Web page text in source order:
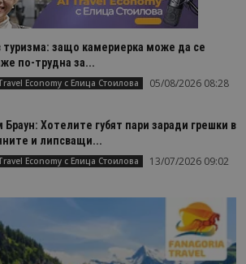
туризма: защо камериерка може да се
по-трудна за...
Economy с Елица Стоилова 05/08/2026 08:28
Браун: Хотелите губят пари заради грешки в
и липсващи...
Economy с Елица Стоилова 13/07/2026 09:02